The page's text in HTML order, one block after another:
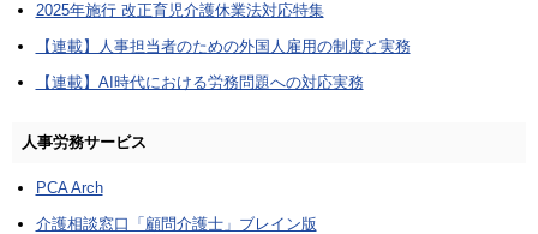
2025年施行 改正育児介護休業法対応特集
【連載】人事担当者のための外国人雇用の制度と実務
【連載】AI時代における労務問題への対応実務
人事労務サービス
PCA Arch
介護相談窓口「顧問介護士」ブレイン版